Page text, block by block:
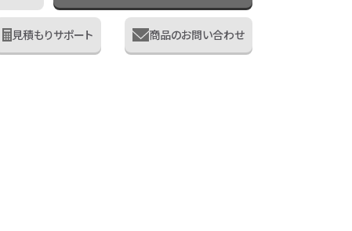
見積もりサポート 商品のお問い合わせ